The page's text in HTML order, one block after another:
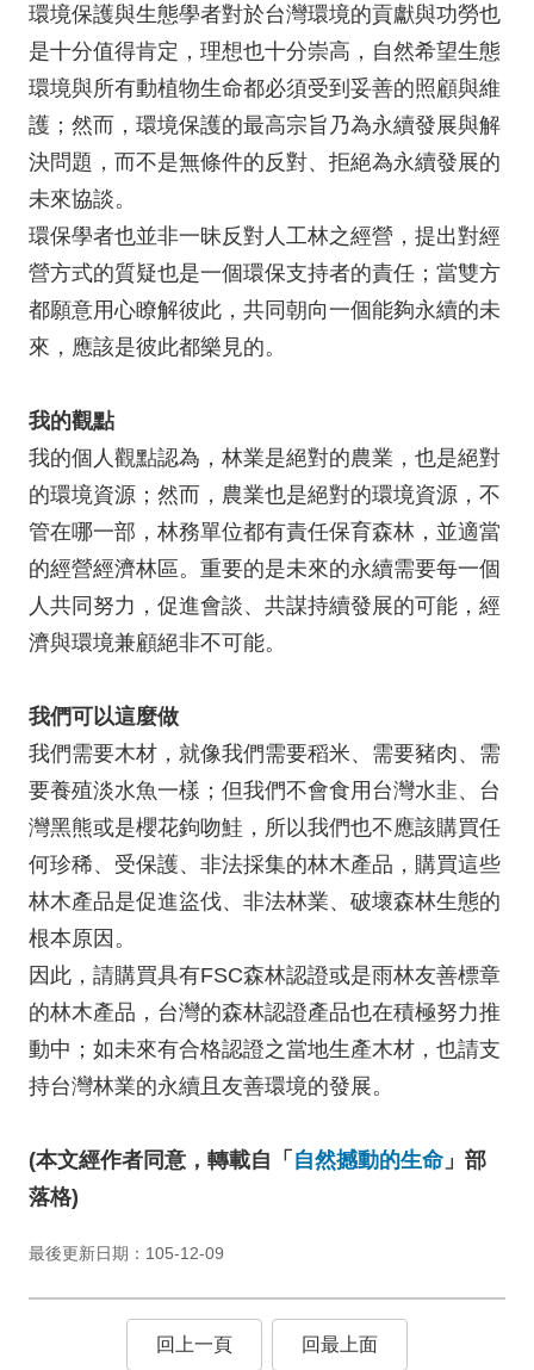
環境保護與生態學者對於台灣環境的貢獻與功勞也
是十分值得肯定，理想也十分崇高，自然希望生態
環境與所有動植物生命都必須受到妥善的照顧與維
護；然而，環境保護的最高宗旨乃為永續發展與解
決問題，而不是無條件的反對、拒絕為永續發展的
未來協談。
環保學者也並非一昧反對人工林之經營，提出對經
營方式的質疑也是一個環保支持者的責任；當雙方
都願意用心瞭解彼此，共同朝向一個能夠永續的未
來，應該是彼此都樂見的。
我的觀點
我的個人觀點認為，林業是絕對的農業，也是絕對
的環境資源；然而，農業也是絕對的環境資源，不
管在哪一部，林務單位都有責任保育森林，並適當
的經營經濟林區。重要的是未來的永續需要每一個
人共同努力，促進會談、共謀持續發展的可能，經
濟與環境兼顧絕非不可能。
我們可以這麼做
我們需要木材，就像我們需要稻米、需要豬肉、需
要養殖淡水魚一樣；但我們不會食用台灣水韭、台
灣黑熊或是櫻花鉤吻鮭，所以我們也不應該購買任
何珍稀、受保護、非法採集的林木產品，購買這些
林木產品是促進盜伐、非法林業、破壞森林生態的
根本原因。
因此，請購買具有FSC森林認證或是雨林友善標章
的林木產品，台灣的森林認證產品也在積極努力推
動中；如未來有合格認證之當地生產木材，也請支
持台灣林業的永續且友善環境的發展。
(本文經作者同意，轉載自「 自然撼動的生命 」部
落格)
最後更新日期：105-12-09
回上一頁 回最上面